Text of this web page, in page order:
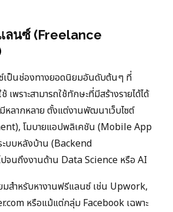
ลนซ์ (Freelance
เป็นช่องทางยอดนิยมอันดับต้นๆ ที่
เพราะสามารถใช้ทักษะที่มีสร้างรายได้ได้
ลากหลาย ตั้งแต่งานพัฒนาเว็บไซต์
โมบายแอปพลิเคชัน (Mobile App
บบหลังบ้าน (Backend
จนถึงงานด้าน Data Science หรือ AI
สำหรับหางานฟรีแลนซ์ เช่น Upwork,
หรือแม้แต่กลุ่ม Facebook เฉพาะ